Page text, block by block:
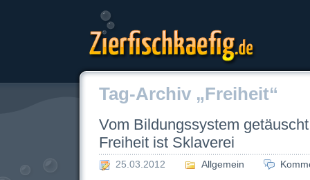
Zierfischkaefig.de
Tag-Archiv „Freiheit“
Vom Bildungssystem
Freiheit ist Sklaverei
25.03.2012 Allgemein